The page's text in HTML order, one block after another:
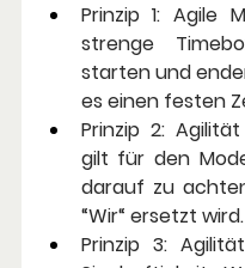
Prinzip 1: Agile
strenge
starten und
es einen festen
Prinzip 2: Agilität
gilt für den
darauf zu
“Wir“ ersetzt wird.
Prinzip 3: